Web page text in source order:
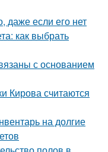
даже если его нет
как выбрать
с основанием
Кирова считаются
на долгие